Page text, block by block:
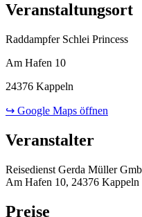
Veranstaltungsort
Raddampfer Schlei Princess
Am Hafen 10
24376 Kappeln
↪ Google Maps öffnen
Veranstalter
Reisedienst Gerda Müller
Am Hafen 10, 24376 Kappeln
Preise